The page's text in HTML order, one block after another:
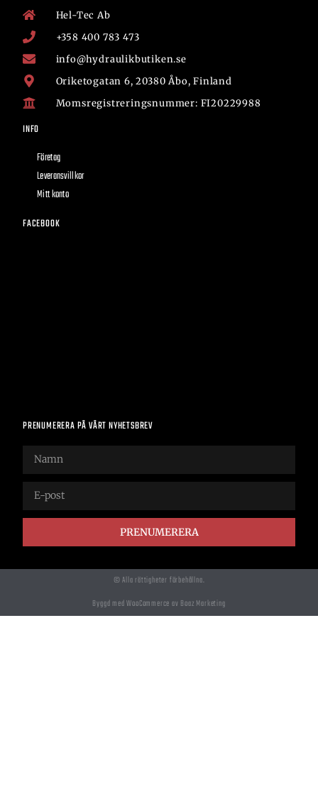
Hel-Tec Ab
+358 400 783 473
info@hydraulikbutiken.se
Oriketogatan 6, 20380 Åbo, Finland
Momsregistreringsnummer: FI20229988
INFO
Företag
Leveransvillkor
Mitt konto
FACEBOOK
PRENUMERERA PÅ VÅRT NYHETSBREV
PRENUMERERA
© Alla rättigheter förbehållna.
Byggd med WooCommerce av Boaz Marketing